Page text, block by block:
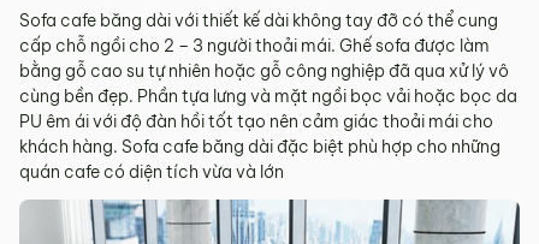
Sofa cafe băng dài với thiết kế dài không tay đỡ có thể cung
cấp chỗ ngồi cho 2 – 3 người thoải mái. Ghế sofa được làm
bằng gỗ cao su tự nhiên hoặc gỗ công nghiệp đã qua xử lý vô
cùng bền đẹp. Phần tựa lưng và mặt ngồi bọc vải hoặc bọc da
PU êm ái với độ đàn hồi tốt tạo nên cảm giác thoải mái cho
khách hàng. Sofa cafe băng dài đặc biệt phù hợp cho những
quán cafe có diện tích vừa và lớn